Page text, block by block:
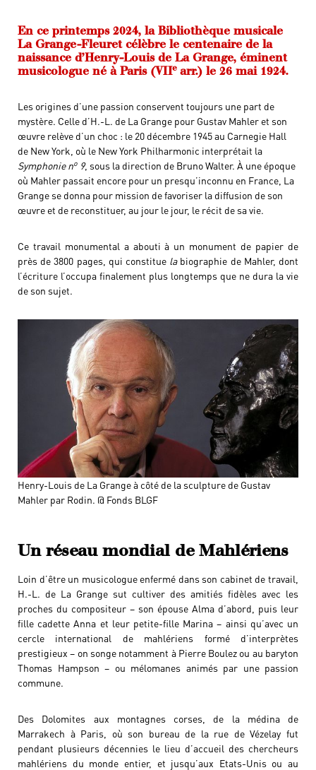
En ce printemps 2024, la Bibliothèque musicale
La Grange-Fleuret célèbre le centenaire de la
naissance d’Henry-Louis de La Grange, éminent
musicologue né à Paris (VIIe arr.) le 26 mai 1924.
Les origines d’une passion conservent toujours une part de
mystère. Celle d’H.-L. de La Grange pour Gustav Mahler et son
œuvre relève d’un choc : le 20 décembre 1945 au Carnegie Hall
de New York, où le New York Philharmonic interprétait la
Symphonie no 9, sous la direction de Bruno Walter. À une époque
où Mahler passait encore pour un presqu’inconnu en France, La
Grange se donna pour mission de favoriser la diffusion de son
œuvre et de reconstituer, au jour le jour, le récit de sa vie.
Ce travail monumental a abouti à un monument de papier de
près de 3800 pages, qui constitue la biographie de Mahler, dont
l’écriture l’occupa finalement plus longtemps que ne dura la vie
de son sujet.
Henry-Louis de La Grange à côté de la sculpture de Gustav
Mahler par Rodin. @ Fonds BLGF
Un réseau mondial de Mahlériens
Loin d’être un musicologue enfermé dans son cabinet de travail,
H.-L. de La Grange sut cultiver des amitiés fidèles avec les
proches du compositeur – son épouse Alma d’abord, puis leur
fille cadette Anna et leur petite-fille Marina – ainsi qu’avec un
cercle international de mahlériens formé d’interprètes
prestigieux – on songe notamment à Pierre Boulez ou au baryton
Thomas Hampson – ou mélomanes animés par une passion
commune.
Des Dolomites aux montagnes corses, de la médina de
Marrakech à Paris, où son bureau de la rue de Vézelay fut
pendant plusieurs décennies le lieu d’accueil des chercheurs
mahlériens du monde entier, et jusqu’aux Etats-Unis ou au